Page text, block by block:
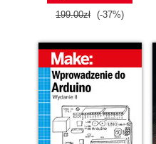
199.00zł (-37%)